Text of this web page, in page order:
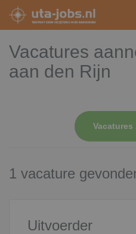
Vacatures
aan den Rijn
Vacatures
1 vacature
Uitvoerder